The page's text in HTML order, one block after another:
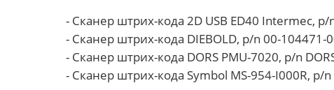
- Сканер штрих-кода 2D USB ED40 Intermec,
- Сканер штрих-кода DIEBOLD, p/n 00-104471-
- Сканер штрих-кода DORS PMU-7020, p/n
- Сканер штрих-кода Symbol MS-954-I000R, p/n